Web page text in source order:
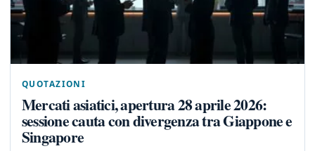
QUOTAZIONI
Mercati asiatici, apertura 28 aprile 2026:
sessione cauta con divergenza tra Giappone e
Singapore